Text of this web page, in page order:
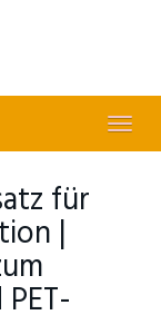
für
|